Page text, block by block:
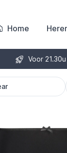
Home
Voor